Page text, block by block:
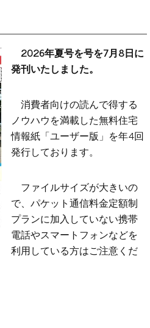
2026年夏号を号を7月8日に
発刊いたしました。
消費者向けの読んで得する
ノウハウを満載した無料住宅
情報紙「ユーザー版」を年4回
発行しております。
ファイルサイズが大きいの
で、パケット通信料金定額制
プランに加入していない携帯
電話やスマートフォンなどを
利用している方はご注意くだ